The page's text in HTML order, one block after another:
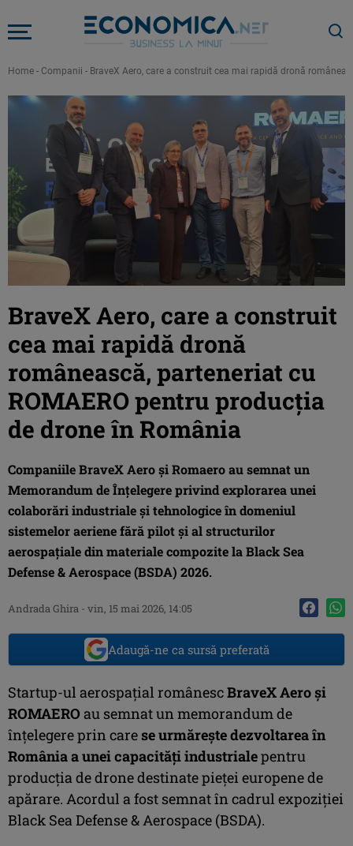
Home - Companii - BraveX Aero, care a construit cea mai rapidă dronă
BraveX Aero, care a construit
cea mai rapidă dronă
românească, parteneriat cu
ROMAERO pentru producția
de drone în România
Companiile BraveX Aero și Romaero au semnat un
Memorandum de Înțelegere privind explorarea unei
colaborări industriale și tehnologice în domeniul
sistemelor aeriene fără pilot și al structurilor
aerospațiale din materiale compozite la Black Sea
Defense & Aerospace (BSDA) 2026.
Andrada Ghira - vin, 15 mai 2026, 14:05
Adaugă-ne ca sursă preferată
Startup-ul aerospațial românescBraveX Aero și
ROMAERO au semnat un memorandum de
înțelegere prin care se urmărește dezvoltarea în
România a unei capacități industrialepentru
producția de drone destinate pieței europene de
apărare. Acordul a fost semnat în cadrul expoziției
Black Sea Defense & Aerospace (BSDA).